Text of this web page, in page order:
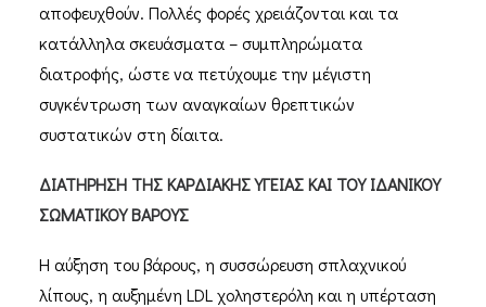
αποφευχθούν. Πολλές φορές χρειάζονται και τα
κατάλληλα σκευάσματα – συμπληρώματα
διατροφής, ώστε να πετύχουμε την μέγιστη
συγκέντρωση των αναγκαίων θρεπτικών
συστατικών στη δίαιτα.
ΔΙΑΤΗΡΗΣΗ ΤΗΣ ΚΑΡΔΙΑΚΗΣ ΥΓΕΙΑΣ ΚΑΙ ΤΟΥ ΙΔΑΝΙΚΟΥ
ΣΩΜΑΤΙΚΟΥ ΒΑΡΟΥΣ
Η αύξηση του βάρους, η συσσώρευση σπλαχνικού
λίπους, η αυξημένη LDL χοληστερόλη και η υπέρταση